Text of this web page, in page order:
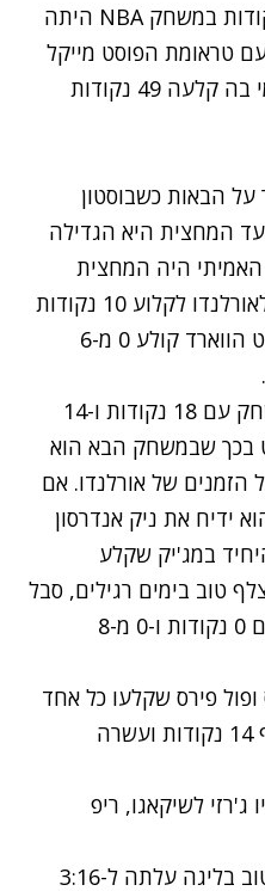
הקבוצה שקלעה הכי מעט נקודות במשחק NBA היתה
התמודדה עם טראומת הפוסט מייקל
ג'ורדן בתצוגת שפל מול מיאמי בה קלעה 49 נקודות
הבאות כשבוסטון
ביתרון מזערי 20:22, עד המחצית היא הגדילה
הסיפור האמיתי היה המחצית
השניה אז איפשרו הסלטיקס לאורלנדו לקלוע 10 נקודות
בכל רבע בלבד. כשאפילו דווייט הווארד קולע 0 מ-6
הווארד עצמו שסיים את המשחק עם 18 נקודות ו-14
בכך שבמשחק הבא הוא
הזמנים של אורלנדו. אם
ידיח את ניק אנדרסון
במג'יק שקלע
טוב בימים רגילים, סבל
מיום קטסטרופלי אותו סיים עם 0 נקודות ו-0 מ-8
ופול פירס שקלעו כל אחד
19 נקודות. קווין גארנט הוסיף 14 נקודות ועשרה
ג'רזי לשיקאגו, ריפ
שיקאגו בולס בעלת המאזן הטוב בליגה עלתה ל-3:16